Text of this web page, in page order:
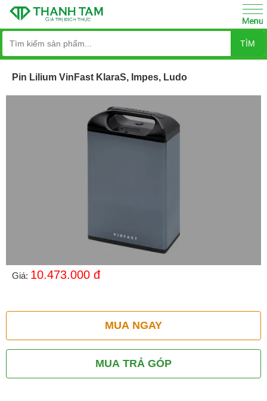
TÌM
Pin Lilium VinFast KlaraS, Impes, Ludo
Giá: 10.473.000 đ
MUA NGAY
MUA TRẢ GÓP